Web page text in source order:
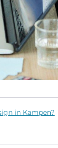
in Kampen?